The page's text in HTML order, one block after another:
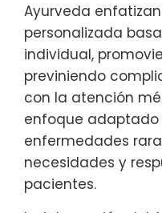
Ayurveda
personalizada
individual,
previniendo
con la atención
enfoque
enfermedades
necesidades y
pacientes.